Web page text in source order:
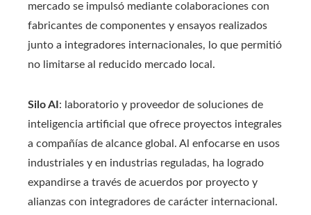
mercado se impulsó mediante colaboraciones con
fabricantes de componentes y ensayos realizados
junto a integradores internacionales, lo que permitió
no limitarse al reducido mercado local.
Silo AI : laboratorio y proveedor de soluciones de
inteligencia artificial que ofrece proyectos integrales
a compañías de alcance global. Al enfocarse en usos
industriales y en industrias reguladas, ha logrado
expandirse a través de acuerdos por proyecto y
alianzas con integradores de carácter internacional.